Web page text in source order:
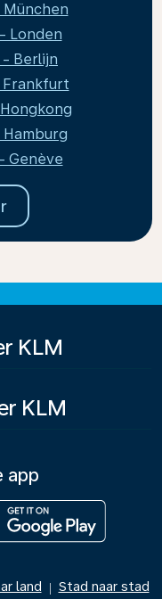
Londen
- Berlijn
Frankfurt
Genève
KLM
KLM
app
land | Stad naar stad